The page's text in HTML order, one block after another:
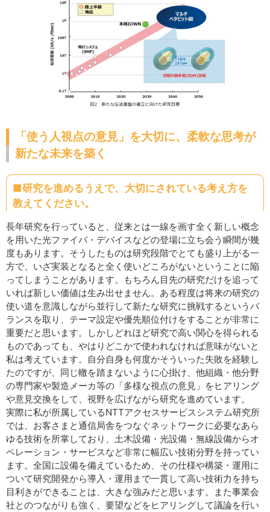
「使う人視点の意見」を大切に、柔軟な思考が
新たな未来を築く
■研究を進めるうえで、大切にされている考え方を
教えてください。
長年研究を行っていると、従来とは一線を画す全く新しい概念
を用いた光ファイバ・デバイスなどの登場に立ち会う瞬間が幾
度もあります。そうしたものは研究段階でとても盛り上がる一
方で、いざ実装となると全く使いどころがないということに陥
ってしまうことがあります。もちろん目先の研究だけを追って
いれば新しい価値は生み出せません。ある程度は将来の研究の
使い道を意識しながら並行して新たな研究に挑戦するというバ
ランスを取り、テーマ設定や優先順位付けをすることが非常に
重要だと思います。しかしどれほど研究で高い関心を得られる
ものであっても、やはりどこかで使われなければ意味がないと
私は考えています。自分自身も何度かそういった失敗を経験し
たのですが、同じ轍を踏まないように心掛け、他組織・他分野
の専門家や製造メーカ等の「多様な視点の意見」をヒアリング
や意見交換をして、視野を広げながら研究を進めています。
実際に私が所属しているNTTアクセスサービスシステム研究所
では、お客さまと通信局舎をつなぐネットワークに必要なあら
ゆる技術を所掌しており、土木設備・光設備・無線設備からオ
ペレーション・サービスなど非常に幅広い技術分野を持ってい
ます。全国に設備を備えているため、その仕様や構築・運用に
ついて研究開発から導入・運用まで一貫して高い技術力を持ち
目利きができることは、大きな強みだと思います。また事業会
社とのつながりも強く、要望などをヒアリングして議論を行い